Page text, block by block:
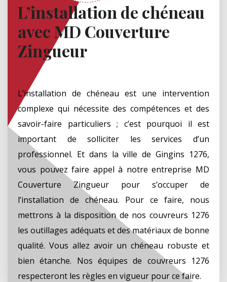
L’installation de chéneau
avec MD Couverture
Zingueur
L’installation de chéneau est une intervention
complexe qui nécessite des compétences et des
savoir-faire particuliers ; c’est pourquoi il est
important de solliciter les services d’un
professionnel. Et dans la ville de Gingins 1276,
vous pouvez faire appel à notre entreprise MD
Couverture Zingueur pour s’occuper de
l’installation de chéneau. Pour ce faire, nous
mettrons à la disposition de nos couvreurs 1276
les outillages adéquats et des matériaux de bonne
qualité. Vous allez avoir un chéneau robuste et
bien étanche. Nos équipes de couvreurs 1276
respecteront les règles en vigueur pour ce faire.